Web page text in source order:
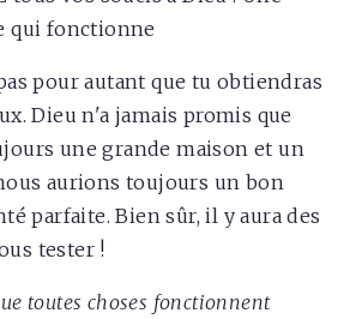
qui fonctionne
pour autant que tu obtiendras
Dieu n'a jamais promis que
une grande maison et un
aurions toujours un bon
parfaite. Bien sûr, il y aura des
tester !
toutes choses fonctionnent